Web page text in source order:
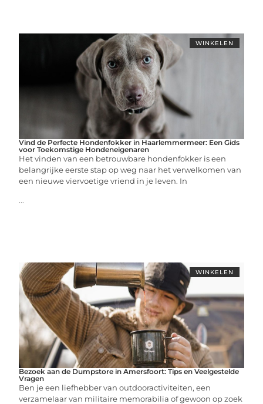
WINKELEN
Vind de Perfecte Hondenfokker in Haarlemmermeer: Een Gids
voor Toekomstige Hondeneigenaren
Het vinden van een betrouwbare hondenfokker is een
belangrijke eerste stap op weg naar het verwelkomen van
een nieuwe viervoetige vriend in je leven. In
...
WINKELEN
Bezoek aan de Dumpstore in Amersfoort: Tips en Veelgestelde
Vragen
Ben je een liefhebber van outdooractiviteiten, een
verzamelaar van militaire memorabilia of gewoon op zoek